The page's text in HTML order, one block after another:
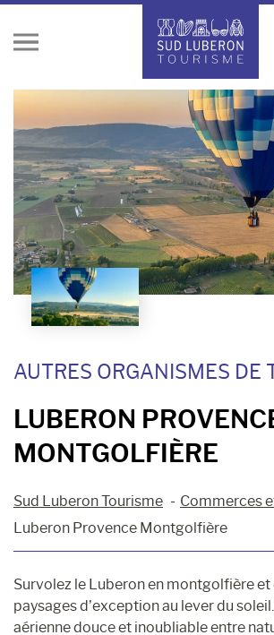
Ouvrir
AUTRES ORGANISMES DE
LUBERON
MONTGOLFIÈRE
Sud Luberon Tourisme
Commerces
Luberon Provence Montgolfière
Survolez le Luberon en montgolfière
paysages d’exception au lever du
aérienne douce et inoubliable entre